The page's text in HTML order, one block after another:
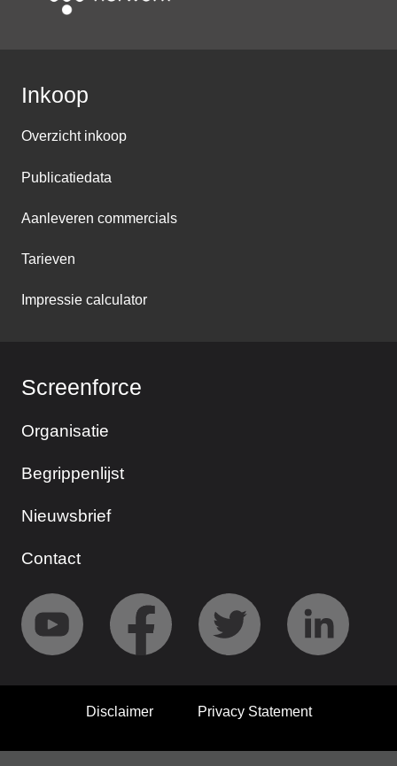
Inkoop
Overzicht inkoop
Publicatiedata
Aanleveren commercials
Tarieven
Impressie calculator
Screenforce
Organisatie
Begrippenlijst
Nieuwsbrief
Contact
Disclaimer Privacy Statement